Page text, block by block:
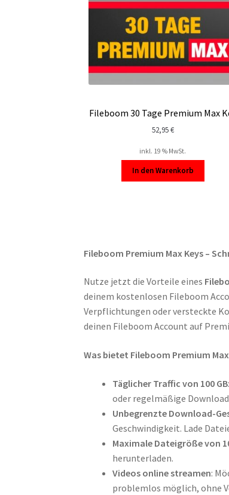
Fileboom 30 Tage Premium Max
52,95€
inkl. 19 % MwSt.
In den Warenkorb
Fileboom Premium Max Keys –
Nutze jetzt die Vorteile eines
deinem kostenlosen Fileboom
Verpflichtungen oder versteckte
deinen Fileboom Account auf
Was bietet Fileboom Premium Max
Täglicher Traffic von 100 GB
oder regelmäßige
Unbegrenzte Download-
Geschwindigkeit. Lade
Maximale Dateigröße von
herunterladen.
Videos online streamen:
problemlos möglich, ohne